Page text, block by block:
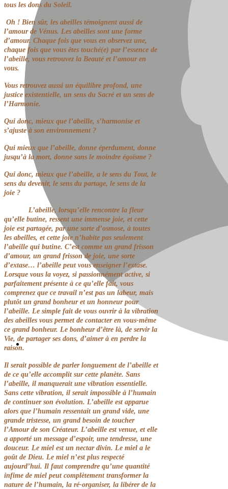
tous les dons du Soleil.
Oh ! Bien sûr, les abeilles témoignent aussi de
l’amour de Vénus. Les abeilles sont une forme
d’amour. Chaque fois que vous en observez une,
chaque fois que vous êtes touché(e) par l’essence de
l’abeille, vous retrouvez la Beauté et l’amour en
vous.
Vous retrouvez aussi un équilibre profond, une
justice existentielle, un sens du Sacré et un sens de
l’Harmonie.
Qui donc, mieux que l’abeille, s’harmonise et
s’ajuste à son environnement ?
Qui mieux que l’abeille, donne éperdument, donne
jusqu’à la mort, donne sans le moindre égoïsme ?
Qui donc, mieux que l’abeille, a le sens du Tout, le
sens du devenir, le sens du partage, le sens de la
joie ?
L’abeille, lorsqu’elle rencontre la fleur
qu’elle butine, ressent une immense joie, et cette
joie est partagée, par une sorte d’osmose, à toutes
les abeilles, et cette joie n’habite pas seulement
l’abeille qui butine. C’est comme un grand frisson
d’amour, un grand frisson de joie, une sorte
d’extase… l’abeille peut vous enseigner l’extase.
Lorsque vous la voyez, si passionnément active, si
parfaitement présente à ce qu’elle fait, vous
comprenez que ce travail n’est pas un labeur, mais
plutôt un grand bonheur et un honneur pour
l’abeille. Le simple fait de vous ouvrir à la vibration
des abeilles vous permet de contacter en vous-même
ce grand bonheur. Le bonheur d’être là, de servir la
Vie, de partager ses dons, d’aimer à en perdre la
raison.
Il serait possible de parler longuement de l’abeille et
de ce qu’elle accomplit sur cette planète. Sans
l’abeille, il manquerait une vibration essentielle.
Sans cette vibration, il serait impossible à l’humain
de continuer son évolution. L’abeille est apparue
alors que l’humain ressentait un grand vide, une
grande tristesse, un grand besoin de toucher
l’Amour de son Créateur. L’abeille est venue, et elle
a apporté un message d’espoir, une tendresse, une
douceur. Le miel est un nectar divin. Le miel a le
goût de Dieu. Le miel n’est plus respecté
aujourd’hui. Il faut comprendre qu’une quantité
infime de miel peut complètement transformer la
nature de l’humain, la ré-organiser, la libérer de la